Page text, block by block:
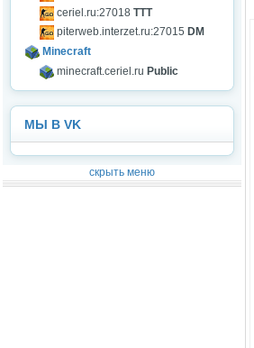
ceriel.ru:27018 TTT
piterweb.interzet.ru:27015 DM
Minecraft
minecraft.ceriel.ru Public
МЫ В VK
скрыть меню